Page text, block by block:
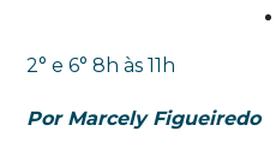
2° e 6° 8h às 11h
Por Marcely Figueiredo